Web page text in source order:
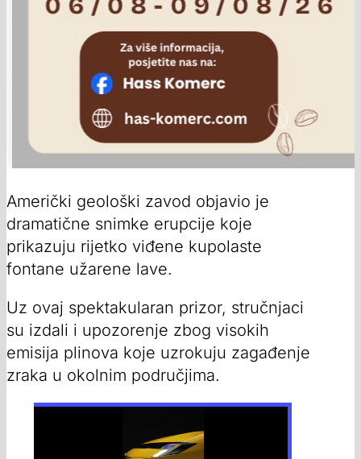
Američki geološki zavod objavio je
dramatične snimke erupcije koje
prikazuju rijetko viđene kupolaste
fontane užarene lave.
Uz ovaj spektakularan prizor, stručnjaci
su izdali i upozorenje zbog visokih
emisija plinova koje uzrokuju zagađenje
zraka u okolnim područjima.